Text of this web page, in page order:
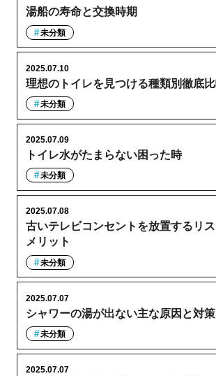
湯船の寿命と交換時期
未分類
理想のトイレを見つける種類別徹底
2025.07.10
未分類
トイレ水がたまらない困った時
2025.07.09
未分類
古いテレビコンセントを放置するリ
メリット
2025.07.08
未分類
シャワーの湯が出ない主な原因と対策
2025.07.07
未分類
2025.07.07